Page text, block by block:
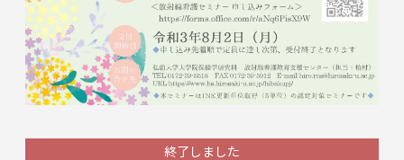
終了しました